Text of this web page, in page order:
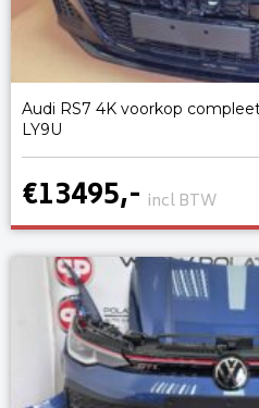
Audi RS7 4K voorkop
LY9U
€13495,- incl BTW